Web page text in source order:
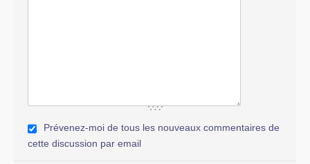
Prévenez-moi de tous les nouveaux commentaires de
cette discussion par email